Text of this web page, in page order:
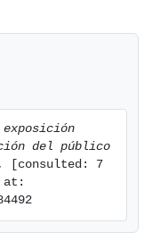
y el
o
será
descubrir
la ciudad y
que
con la
exposición
del público
[consulted: 7
at: